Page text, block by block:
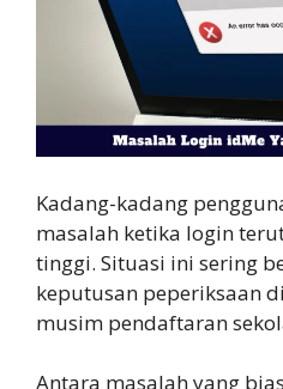
Kadang-kadang
masalah ketika login
tinggi. Situasi ini sering
keputusan peperiksaan
musim pendaftaran
Antara masalah yang